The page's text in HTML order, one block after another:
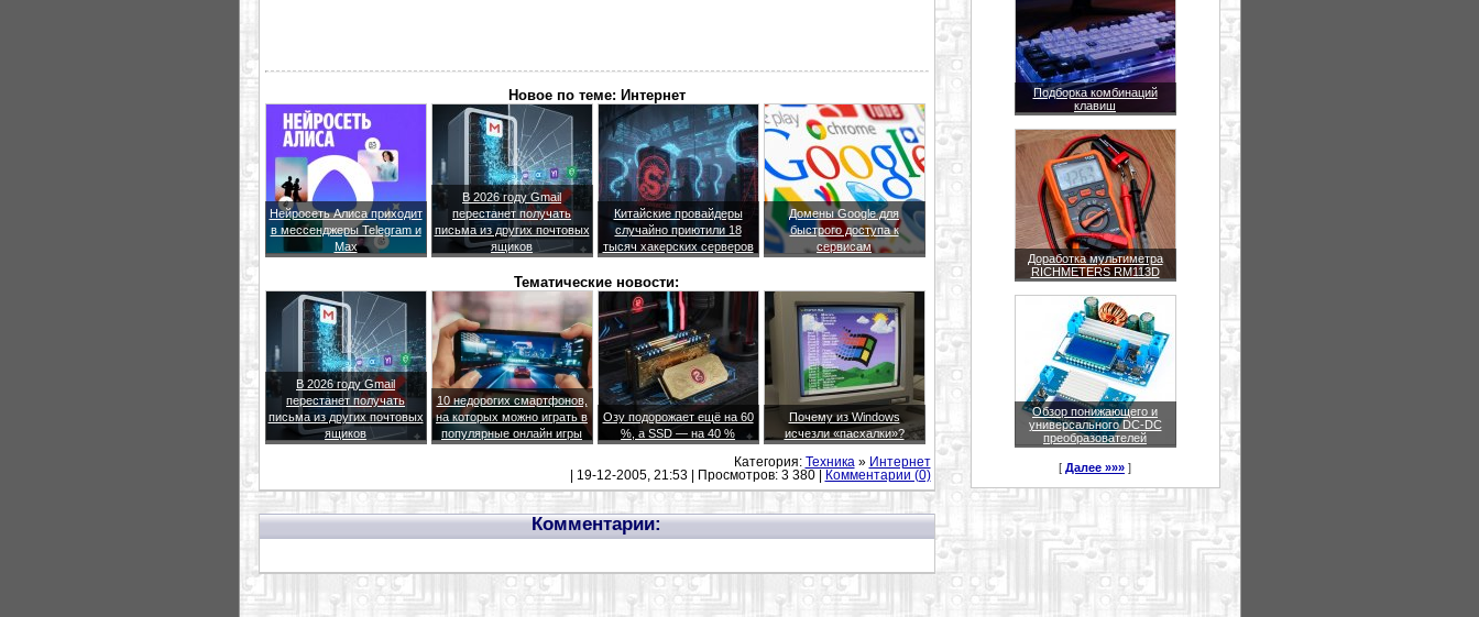
Новое по теме: Интернет
Нейросеть Алиса приходит
в мессенджеры Telegram и
Max
В 2026 году Gmail
перестанет получать
письма из других почтовых
ящиков
Китайские провайдеры
случайно приютили 18
тысяч хакерских серверов
Домены Google для
быстрого доступа к
сервисам
Тематические новости:
В 2026 году Gmail
перестанет получать
письма из других почтовых
ящиков
10 недорогих смартфонов,
на которых можно играть в
популярные онлайн игры
Озу подорожает ещё на 60
%, а SSD — на 40 %
Почему из Windows
исчезли «пасхалки»?
Категория: Техника » Интернет
| 19-12-2005, 21:53 | Просмотров: 3 380 |
Комментарии (0)
Комментарии:
Подборка комбинаций
клавиш
Доработка мультиметра
RICHMETERS RM113D
Обзор понижающего и
универсального DC-DC
преобразователей
[ Далее »»» ]